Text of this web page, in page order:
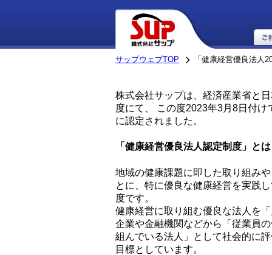
サップウェブTOP 「健康経営優良法人
株式会社サップは、経済産業省と
度にて、 この度2023年3月8日付
に認定されました。
「健康経営優良法人認定制度」とは
地域の健康課題に即した取り組み
とに、特に優良な健康経営を実践
度です。
健康経営に取り組む優良な法人を
企業や金融機関などから「従業員
組んでいる法人」として社会的に
目標としています。